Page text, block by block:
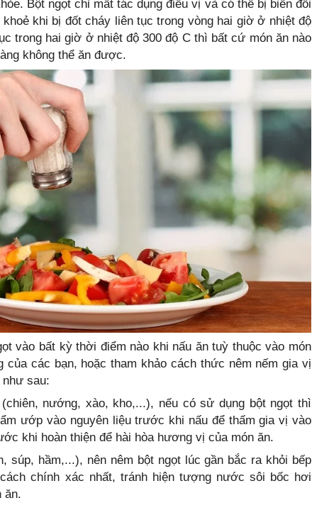
Bột ngọt chỉ mất tác dụng điều vị và có thể bị biến đổi
khi bị đốt cháy liên tục trong vòng hai giờ ở nhiệt độ
trong hai giờ ở nhiệt độ 300 độ C thì bất cứ món ăn nào
không thể ăn được.
vào bất kỳ thời điểm nào khi nấu ăn tuỳ thuộc vào món
của các bạn, hoặc tham khảo cách thức nêm nếm gia vị
như sau:
nướng, xào, kho,...), nếu có sử dụng bột ngọt thì
ướp vào nguyên liệu trước khi nấu để thấm gia vị vào
khi hoàn thiện để hài hòa hương vị của món ăn.
súp, hầm,...), nên nêm bột ngọt lúc gần bắc ra khỏi bếp
chính xác nhất, tránh hiện tượng nước sôi bốc hơi
ăn.